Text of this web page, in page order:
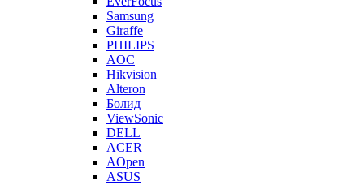
Samsung
Giraffe
PHILIPS
AOC
Hikvision
Alteron
Болид
ViewSonic
DELL
ACER
AOpen
ASUS